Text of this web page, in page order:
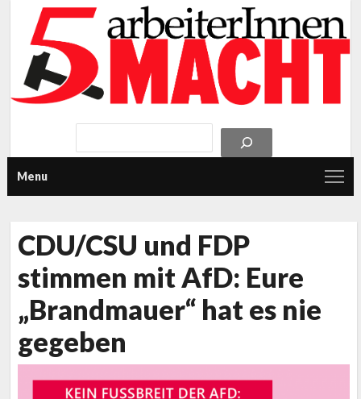
Menu
CDU/CSU und FDP
stimmen mit AfD: Eure
„Brandmauer“ hat es nie
gegeben